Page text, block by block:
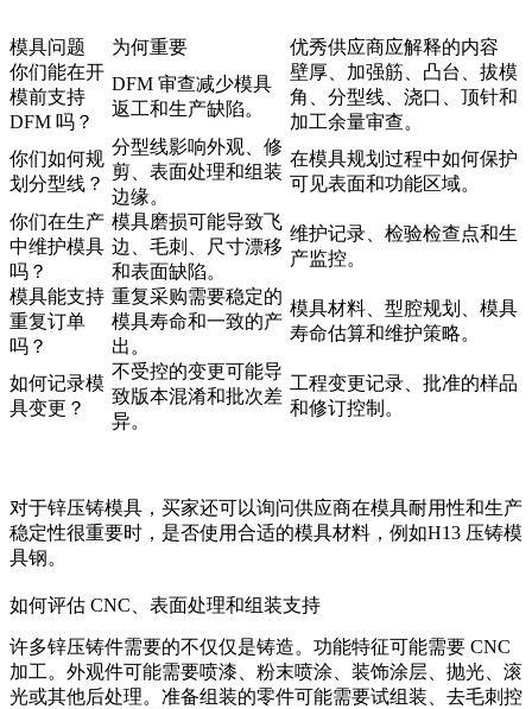
模具问题 为何重要
优秀供应商应解释的内容
你们能在开
模前支持
DFM 吗？
DFM 审查减少模具
返工和生产缺陷。
壁厚、加强筋、凸台、拔模
角、分型线、浇口、顶针和
加工余量审查。
你们如何规
划分型线？
分型线影响外观、修
剪、表面处理和组装
边缘。
在模具规划过程中如何保护
可见表面和功能区域。
你们在生产
中维护模具
吗？
模具磨损可能导致飞
边、毛刺、尺寸漂移
和表面缺陷。
维护记录、检验检查点和生
产监控。
模具能支持
重复订单
吗？
重复采购需要稳定的
模具寿命和一致的产
出。
模具材料、型腔规划、模具
寿命估算和维护策略。
如何记录模
具变更？
不受控的变更可能导
致版本混淆和批次差
异。
工程变更记录、批准的样品
和修订控制。
对于锌压铸模具，买家还可以询问供应商在模具耐用性和生产
稳定性很重要时，是否使用合适的模具材料，例如H13 压铸模
具钢。
如何评估 CNC、表面处理和组装支持
许多锌压铸件需要的不仅仅是铸造。功能特征可能需要 CNC
加工。外观件可能需要喷漆、粉末喷涂、装饰涂层、抛光、滚
光或其他后处理。准备组装的零件可能需要试组装、去毛刺控